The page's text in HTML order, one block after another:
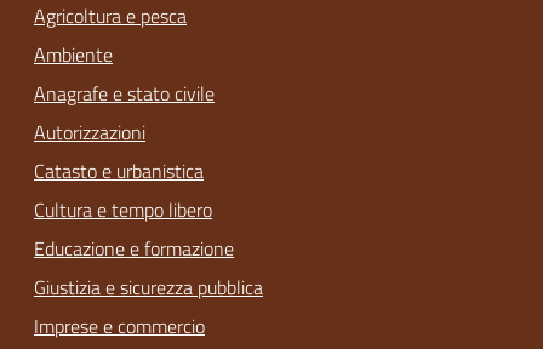
Agricoltura e pesca
Ambiente
Anagrafe e stato civile
Autorizzazioni
Catasto e urbanistica
Cultura e tempo libero
Educazione e formazione
Giustizia e sicurezza pubblica
Imprese e commercio